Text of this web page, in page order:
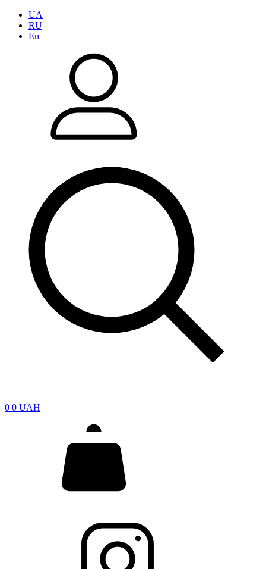
UA
RU
En
0 0 UAH